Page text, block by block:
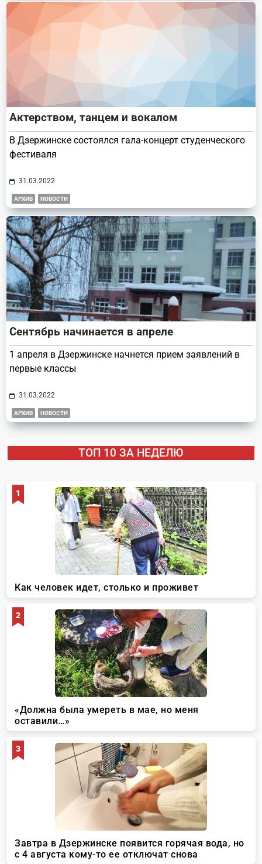
Актерством, танцем и вокалом
В Дзержинске состоялся гала-концерт студенческого
фестиваля
31.03.2022
АРХИВ НОВОСТИ
Сентябрь начинается в апреле
1 апреля в Дзержинске начнется прием заявлений в
первые классы
31.03.2022
АРХИВ НОВОСТИ
ТОП 10 ЗА НЕДЕЛЮ